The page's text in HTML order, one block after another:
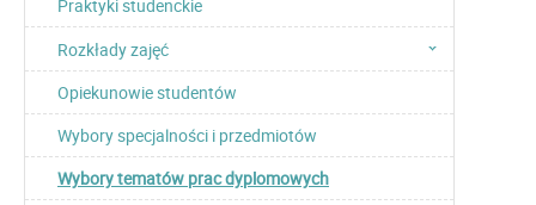
Praktyki studenckie
Rozkłady zajęć
Opiekunowie studentów
Wybory specjalności i przedmiotów
Wybory tematów prac dyplomowych